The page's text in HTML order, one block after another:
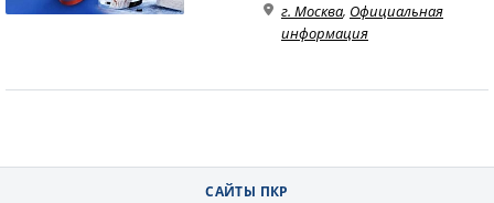
г. Москва, Официальная
информация
САЙТЫ ПКР